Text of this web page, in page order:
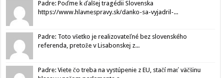
Padre: Poďme k ďalšej tragédii Slovenska
https://www.hlavnespravy.sk/danko-sa-vyjadril-...
Padre: Toto všetko je realizovateľné bez slovenského
referenda, pretože v Lisabonskej z...
Padre: Viete čo treba na vystúpenie z EU, stačí mať väčšinu